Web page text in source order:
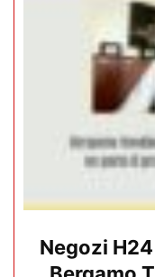
Negozi